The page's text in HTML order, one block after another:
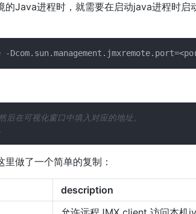
的Java进程时，就需要在启动java进程时启
-
在可视化窗口中填入对应的地址。
做了一个简单的复制：
description